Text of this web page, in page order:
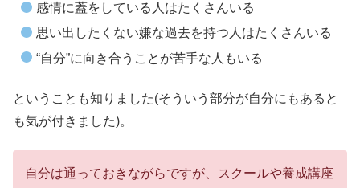
感情に蓋をしている人はたくさんいる
思い出したくない嫌な過去を持つ人はたくさんいる
“自分”に向き合うことが苦手な人もいる
ということも知りました(そういう部分が自分にもあると
も気が付きました)。
自分は通っておきながらですが、スクールや養成講座